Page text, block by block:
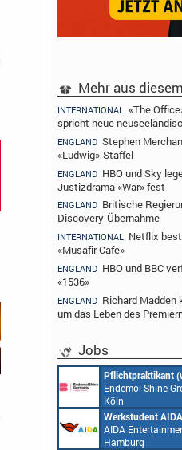
Mehr aus
INTERNATIONAL «The
spricht neue
ENGLAND Stephen
«Ludwig»-Staffel
ENGLAND HBO und Sky
Justizdrama «War» fest
ENGLAND Britische
Discovery-Übernahme
INTERNATIONAL Netflix
«Musafir Cafe»
ENGLAND HBO und BBC
«1536»
ENGLAND Richard Madden
um das Leben des
Jobs
Pflichtpraktikant
Endemol Shine
Köln
Werkstudent
AIDA
Hamburg